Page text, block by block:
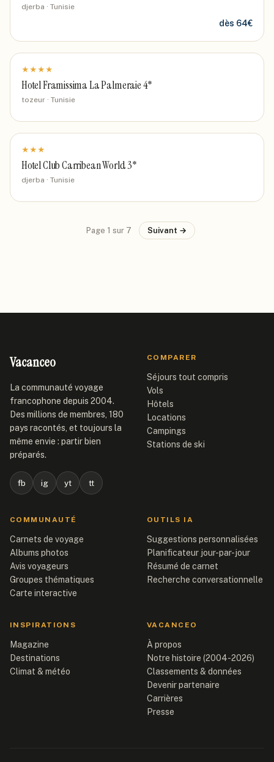
djerba · Tunisie
dès 64€
★ ★ ★ ★
Hotel Framissima La Palmeraie 4*
tozeur · Tunisie
★ ★ ★
Hotel Club Carribean World 3*
djerba · Tunisie
Page 1 sur 7 Suivant →
Vacanceo
La communauté voyage
francophone depuis 2004.
Des millions de membres, 180
pays racontés, et toujours la
même envie : partir bien
préparés.
fb ig yt tt
COMPARER
Séjours tout compris
Vols
Hôtels
Locations
Campings
Stations de ski
COMMUNAUTÉ
Carnets de voyage
Albums photos
Avis voyageurs
Groupes thématiques
Carte interactive
OUTILS IA
Suggestions personnalisées
Planificateur jour-par-jour
Résumé de carnet
Recherche conversationnelle
INSPIRATIONS
Magazine
Destinations
Climat & météo
VACANCEO
À propos
Notre histoire (2004-2026)
Classements & données
Devenir partenaire
Carrières
Presse